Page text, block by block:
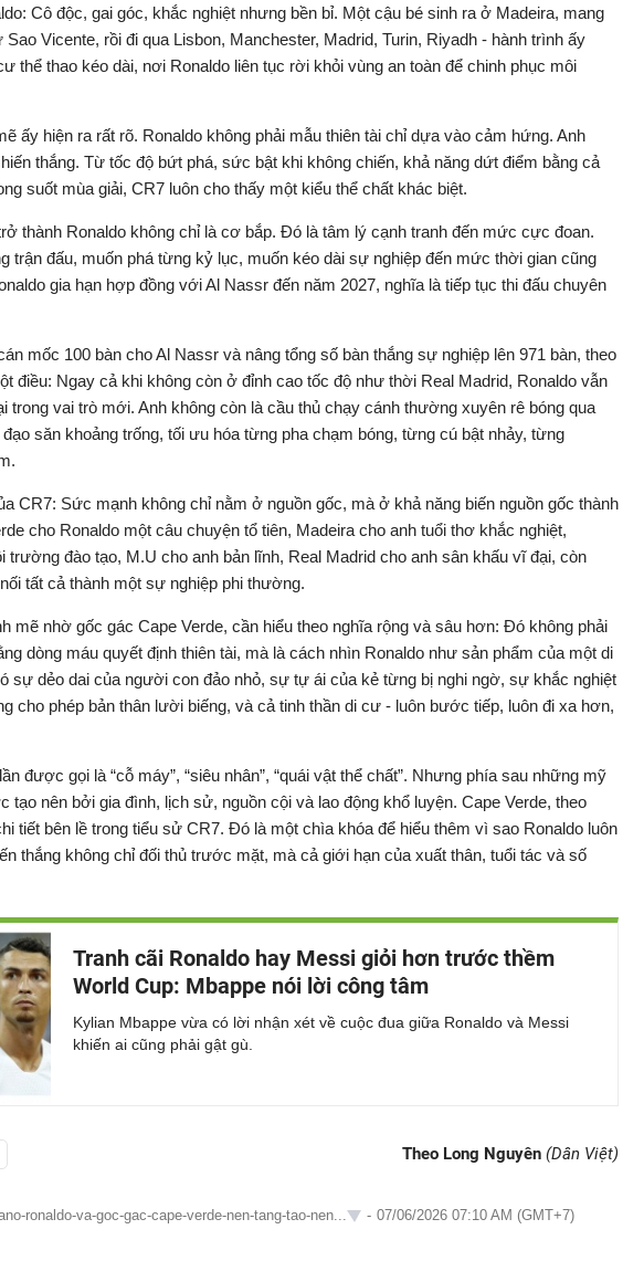
Cô độc, gai góc, khắc nghiệt nhưng bền bỉ. Một cậu bé sinh ra ở Madeira, mang
Vicente, rồi đi qua Lisbon, Manchester, Madrid, Turin, Riyadh - hành trình ấy
thể thao kéo dài, nơi Ronaldo liên tục rời khỏi vùng an toàn để chinh phục môi
ấy hiện ra rất rõ. Ronaldo không phải mẫu thiên tài chỉ dựa vào cảm hứng. Anh
thắng. Từ tốc độ bứt phá, sức bật khi không chiến, khả năng dứt điểm bằng cả
suốt mùa giải, CR7 luôn cho thấy một kiểu thể chất khác biệt.
thành Ronaldo không chỉ là cơ bắp. Đó là tâm lý cạnh tranh đến mức cực đoan.
trận đấu, muốn phá từng kỷ lục, muốn kéo dài sự nghiệp đến mức thời gian cũng
gia hạn hợp đồng với Al Nassr đến năm 2027, nghĩa là tiếp tục thi đấu chuyên
mốc 100 bàn cho Al Nassr và nâng tổng số bàn thắng sự nghiệp lên 971 bàn, theo
điều: Ngay cả khi không còn ở đỉnh cao tốc độ như thời Real Madrid, Ronaldo vẫn
trong vai trò mới. Anh không còn là cầu thủ chạy cánh thường xuyên rê bóng qua
săn khoảng trống, tối ưu hóa từng pha chạm bóng, từng cú bật nhảy, từng
CR7: Sức mạnh không chỉ nằm ở nguồn gốc, mà ở khả năng biến nguồn gốc thành
cho Ronaldo một câu chuyện tổ tiên, Madeira cho anh tuổi thơ khắc nghiệt,
trường đào tạo, M.U cho anh bản lĩnh, Real Madrid cho anh sân khấu vĩ đại, còn
tất cả thành một sự nghiệp phi thường.
mẽ nhờ gốc gác Cape Verde, cần hiểu theo nghĩa rộng và sâu hơn: Đó không phải
dòng máu quyết định thiên tài, mà là cách nhìn Ronaldo như sản phẩm của một di
sự dẻo dai của người con đảo nhỏ, sự tự ái của kẻ từng bị nghi ngờ, sự khắc nghiệt
cho phép bản thân lười biếng, và cả tinh thần di cư - luôn bước tiếp, luôn đi xa hơn,
được gọi là “cỗ máy”, “siêu nhân”, “quái vật thể chất”. Nhưng phía sau những mỹ
nên bởi gia đình, lịch sử, nguồn cội và lao động khổ luyện. Cape Verde, theo
tiết bên lề trong tiểu sử CR7. Đó là một chìa khóa để hiểu thêm vì sao Ronaldo luôn
thắng không chỉ đối thủ trước mặt, mà cả giới hạn của xuất thân, tuổi tác và số
Tranh cãi Ronaldo hay Messi giỏi hơn trước thềm
World Cup: Mbappe nói lời công tâm
Kylian Mbappe vừa có lời nhận xét về cuộc đua giữa Ronaldo và Messi
khiến ai cũng phải gật gù.
Theo Long Nguyên (Dân Việt)
ronaldo-va-goc-gac-cape-verde-nen-tang-tao-nen... - 07/06/2026 07:10 AM (GMT+7)